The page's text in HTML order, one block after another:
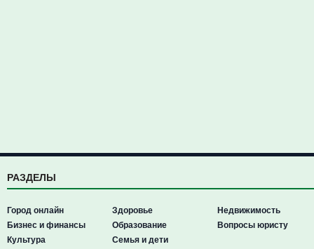
РАЗДЕЛЫ
Город онлайн
Бизнес и финансы
Культура
Здоровье
Образование
Семья и дети
Недвижимость
Вопросы юристу